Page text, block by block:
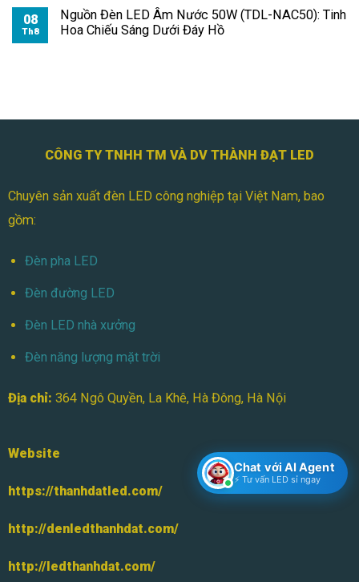
Pha
Module
100W
08
Th8
Nguồn Đèn LED Âm Nước 50W (TDL-NAC50): Tinh
Hoa Chiếu Sáng Dưới Đáy Hồ
CÔNG TY TNHH TM VÀ DV THÀNH ĐẠT LED
Chuyên sản xuất đèn LED công nghiệp tại Việt Nam, bao
gồm:
Đèn pha LED
Đèn đường LED
Đèn LED nhà xưởng
Đèn năng lượng mặt trời
Địa chỉ: 364 Ngô Quyền, La Khê, Hà Đông, Hà Nội
Website
https://thanhdatled.com/
http://denledthanhdat.com/
http://ledthanhdat.com/
Chat với AI Agent
⚡ Tư vấn LED sỉ ngay